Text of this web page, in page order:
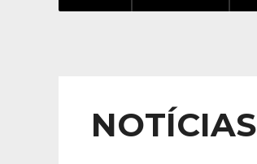
NOTÍCIAS